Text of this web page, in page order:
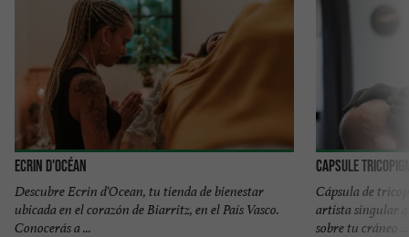
Ecrin d'Océan
Descubre Ecrin d'Ocean, tu tienda de bienestar
ubicada en el corazón de Biarritz, en el País Vasco.
Conocerás a ...
Capsule
Cápsula de
artista singular
sobre tu cráneo ...